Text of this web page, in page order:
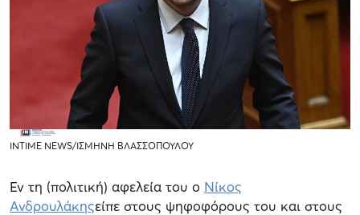
INTIME NEWS/ΙΣΜΗΝΗ ΒΛΑΣΣΟΠΟΥΛΟΥ
Εν τη (πολιτική) αφελεία του ο Νίκος
Ανδρουλάκηςείπε στους ψηφοφόρους του και στους